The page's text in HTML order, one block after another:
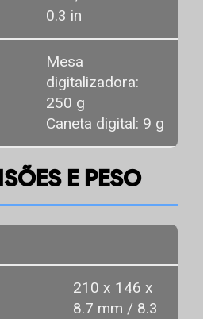
0.3 in
Mesa
digitalizadora:
250 g
Caneta digital: 9 g
E PESO
210 x 146 x
8.7 mm / 8.3